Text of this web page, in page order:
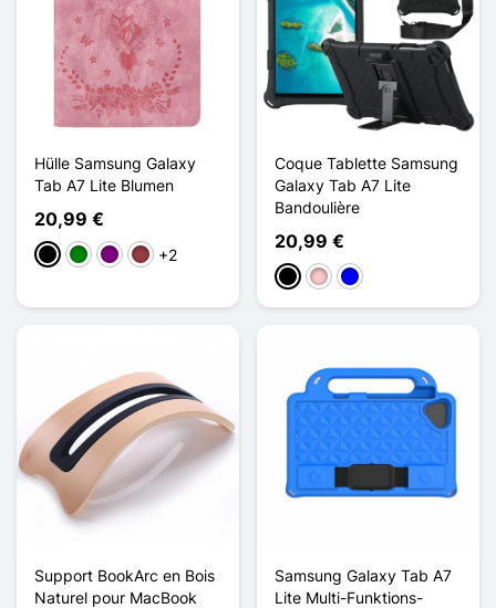
Hülle Samsung Galaxy
Tab A7 Lite Blumen
20,99 €
Schwarz
GrünViolettDunkelrot
+2
Coque Tablette Samsung
Galaxy Tab A7 Lite
Bandoulière
20,99 €
Schwarz
PinkBlau
Support BookArc en Bois
Naturel pour MacBook
Samsung Galaxy Tab A7
Lite Multi-Funktions-